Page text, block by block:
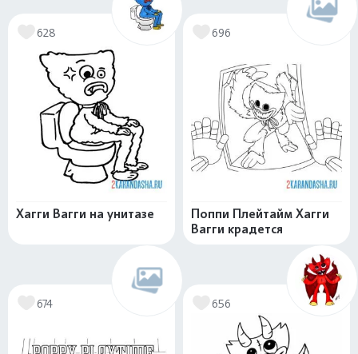
628
Хагги Вагги на унитазе
696
Поппи Плейтайм Хагги
Вагги крадется
674 656